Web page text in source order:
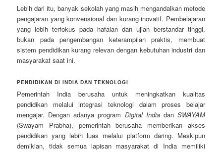
Lebih dari itu, banyak sekolah yang masih mengandalkan metode
pengajaran yang konvensional dan kurang inovatif. Pembelajaran
yang lebih terfokus pada hafalan dan ujian berstandar tinggi,
bukan pada pengembangan keterampilan praktis, membuat
sistem pendidikan kurang relevan dengan kebutuhan industri dan
masyarakat saat ini.
PENDIDIKAN DI INDIA DAN TEKNOLOGI
Pemerintah India berusaha untuk meningkatkan kualitas
pendidikan melalui integrasi teknologi dalam proses belajar
mengajar. Dengan adanya program Digital Indiadan SWAYAM
(Swayam Prabha), pemerintah berusaha memberikan akses
pendidikan yang lebih luas melalui platform daring. Meskipun
demikian, tidak semua lapisan masyarakat di India memiliki